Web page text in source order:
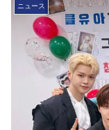
ニュース